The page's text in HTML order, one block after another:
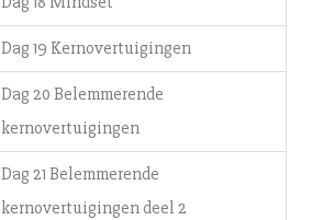
Dag 19 Kernovertuigingen
Dag 20 Belemmerende
kernovertuigingen
Dag 21 Belemmerende
kernovertuigingen deel 2